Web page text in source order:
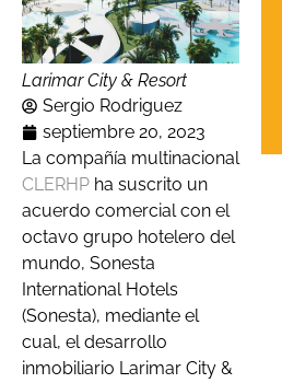
Larimar City & Resort
Sergio Rodriguez
septiembre 20, 2023
La compañía multinacional
CLERHP ha suscrito un
acuerdo comercial con el
octavo grupo hotelero del
mundo, Sonesta
International Hotels
(Sonesta), mediante el
cual, el desarrollo
inmobiliario Larimar City &